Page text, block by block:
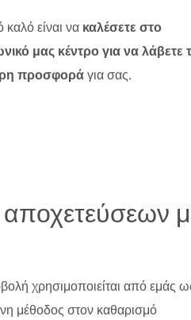
καλό είναι να καλέσετε στο
μας κέντρο για να λάβετε
προσφοράγια σας.
αποχετεύσεων
χρησιμοποιείται από εμάς
μέθοδος στον καθαρισμό